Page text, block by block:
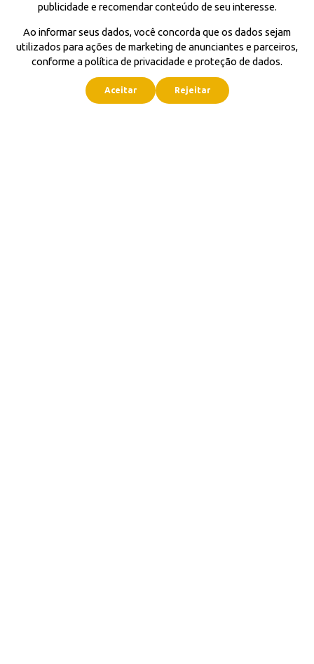
publicidade e recomendar conteúdo de seu interesse.
Ao informar seus dados, você concorda que os dados sejam
utilizados para ações de marketing de anunciantes e parceiros,
conforme a política de privacidade e proteção de dados.
Aceitar Rejeitar